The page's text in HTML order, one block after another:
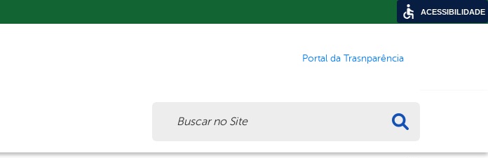
Portal da Trasnparência
ACESSIBILIDADE